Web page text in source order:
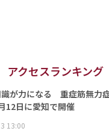
アクセスランキング
が力になる 重症筋無力
12日に愛知で開催
13:00